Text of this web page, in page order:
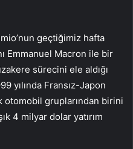
geçtiğimiz hafta
Emmanuel Macron ile bir
sürecini ele aldığı
yılında Fransız-Japon
otomobil gruplarından birini
4 milyar dolar yatırım